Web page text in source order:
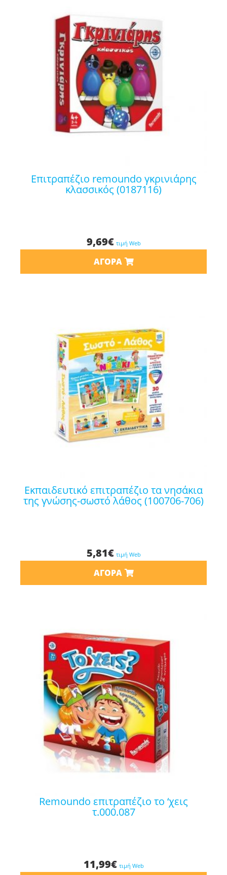
επιτραπέζιο remoundo γκρινιάρης
κλασσικός (0187116)
9,69€ τιμή Web
ΑΓΟΡΆ
εκπαιδευτικό επιτραπέζιο τα νησάκια
της γνώσης-σωστό λάθος (100706-706)
5,81€ τιμή Web
ΑΓΟΡΆ
remoundo επιτραπέζιο το ‘χεις
τ.000.087
11,99€ τιμή Web